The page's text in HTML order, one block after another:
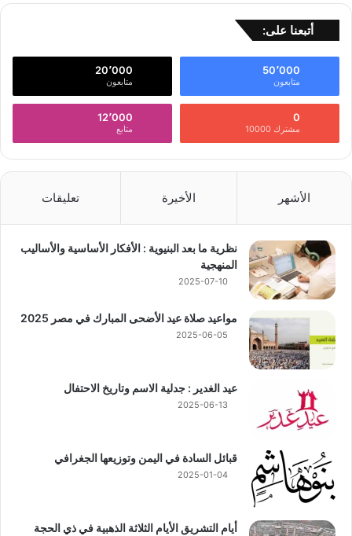
أتبعنا على:
50٬000
متابعون
20٬000
متابعون
0
مشترك 10000
12٬000
متابع
الأشهر الأخيرة تعليقات
نظرية ما بعد البنيوية : الأفكار الأساسية والأساليب
المنهجية
2025-07-10
مواعيد صلاة عيد الأضحى المبارك في مصر 2025
2025-06-05
عيد الغدير : جدلية الاسم وتاريخ الاحتفال
2025-06-13
قبائل السادة في اليمن وتوزيعها الجغرافي
2025-01-04
أيام التشريق الأيام الثلاثة الذهبية في ذي الحجة